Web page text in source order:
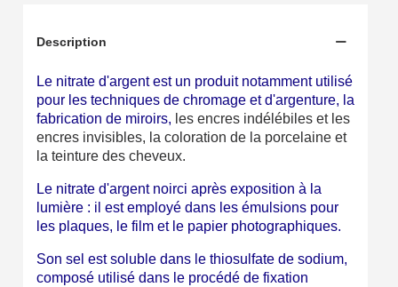
Livraison sous 24 h en France Métropolitaine
Description
Le nitrate d'argent est un produit notamment utilisé
pour les techniques de chromage et d'argenture, la
fabrication de miroirs, les encres indélébiles et les
encres invisibles, la coloration de la porcelaine et
la teinture des cheveux.
Le nitrate d'argent noirci après exposition à la
lumière : il est employé dans les émulsions pour
les plaques, le film et le papier photographiques.
Son sel est soluble dans le thiosulfate de sodium,
composé utilisé dans le procédé de fixation